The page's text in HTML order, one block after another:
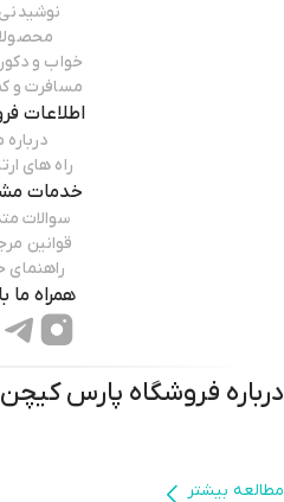
خواب و
مسافرت و
اطلاعات
درباره
راه های
خدمات
سوالات
قوانین
راهنمای
همراه ما
درباره فروشگاه پارس کیچن
مطالعه بیشتر